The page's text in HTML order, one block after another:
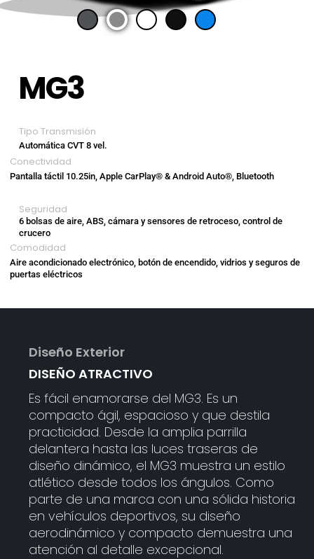
MG3
Tipo Transmisión
Automática CVT 8 vel.
Conectividad
Pantalla táctil 10.25in, Apple CarPlay® & Android Auto®, Bluetooth
Seguridad
6 bolsas de aire, ABS, cámara y sensores de retroceso, control de
crucero
Comodidad
Aire acondicionado electrónico, botón de encendido, vidrios y seguros de
puertas eléctricos
Diseño Exterior
DISEÑO ATRACTIVO
Es fácil enamorarse del MG3. Es un
compacto ágil, espacioso y que destila
practicidad. Desde la amplia parrilla
delantera hasta las luces traseras de
diseño dinámico, el MG3 muestra un estilo
atlético desde todos los ángulos. Como
parte de una marca con una sólida historia
en vehículos deportivos, su diseño
aerodinámico y compacto demuestra una
atención al detalle excepcional.